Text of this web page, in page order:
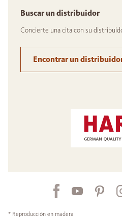
Buscar un distribuidor
Concierte una cita con su
Encontrar un
* Reproducción en madera